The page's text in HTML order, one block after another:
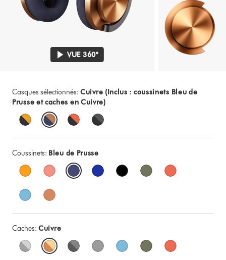
VUE 360°
Casques sélectionnés: Cuivre (Inclus : coussinets Bleu de
Prusse et caches en Cuivre)
Coussinets: Bleu de Prusse
Caches: Cuivre